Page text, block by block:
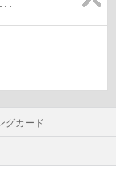
グカード